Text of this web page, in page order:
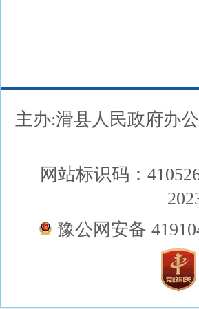
主办:滑县人民政府办
网站标识码：
豫公网安备